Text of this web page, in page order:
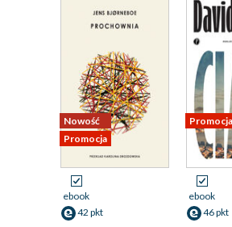
Nowość
Promocja
ebook
42 pkt
Promocja
ebook
46 pkt